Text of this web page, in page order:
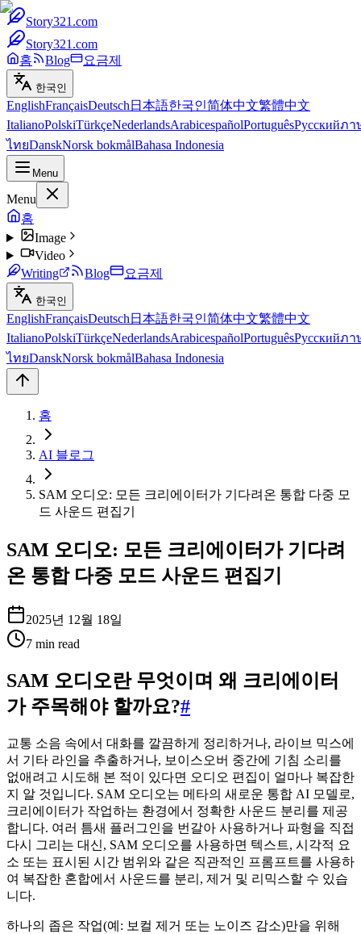
Story321.com
Story321.com
홈
Blog 요금제
한국인
EnglishFrançaisDeutsch 日本語한국인简体中文繁體中文
ItalianoPolskiTürkçeNederlandsArabicespañolPortuguêsРусскийภา
ไทยDanskNorsk bokmålBahasa Indonesia
Menu
Menu
홈
Image
Video
Writing
Blog 요금제
한국인
EnglishFrançaisDeutsch 日本語한국인简体中文繁體中文
ItalianoPolskiTürkçeNederlandsArabicespañolPortuguêsРусскийภา
ไทยDanskNorsk bokmålBahasa Indonesia
홈
AI 블로그
SAM 오디오: 모든 크리에이터가 기다려온 통합 다중 모
드 사운드 편집기
SAM 오디오: 모든 크리에이터가 기다려
온 통합 다중 모드 사운드 편집기
2025년 12월 18일
7 min read
SAM 오디오란 무엇이며 왜 크리에이터
가 주목해야 할까요?#
교통 소음 속에서 대화를 깔끔하게 정리하거나, 라이브 믹스에
서 기타 라인을 추출하거나, 보이스오버 중간에 기침 소리를
없애려고 시도해 본 적이 있다면 오디오 편집이 얼마나 복잡한
지 알 것입니다. SAM 오디오는 메타의 새로운 통합 AI 모델로,
크리에이터가 작업하는 환경에서 정확한 사운드 분리를 제공
합니다. 여러 틈새 플러그인을 번갈아 사용하거나 파형을 직접
다시 그리는 대신, SAM 오디오를 사용하면 텍스트, 시각적 요
소 또는 표시된 시간 범위와 같은 직관적인 프롬프트를 사용하
여 복잡한 혼합에서 사운드를 분리, 제거 및 리믹스할 수 있습
니다.
하나의 좁은 작업(예: 보컬 제거 또는 노이즈 감소)만을 위해